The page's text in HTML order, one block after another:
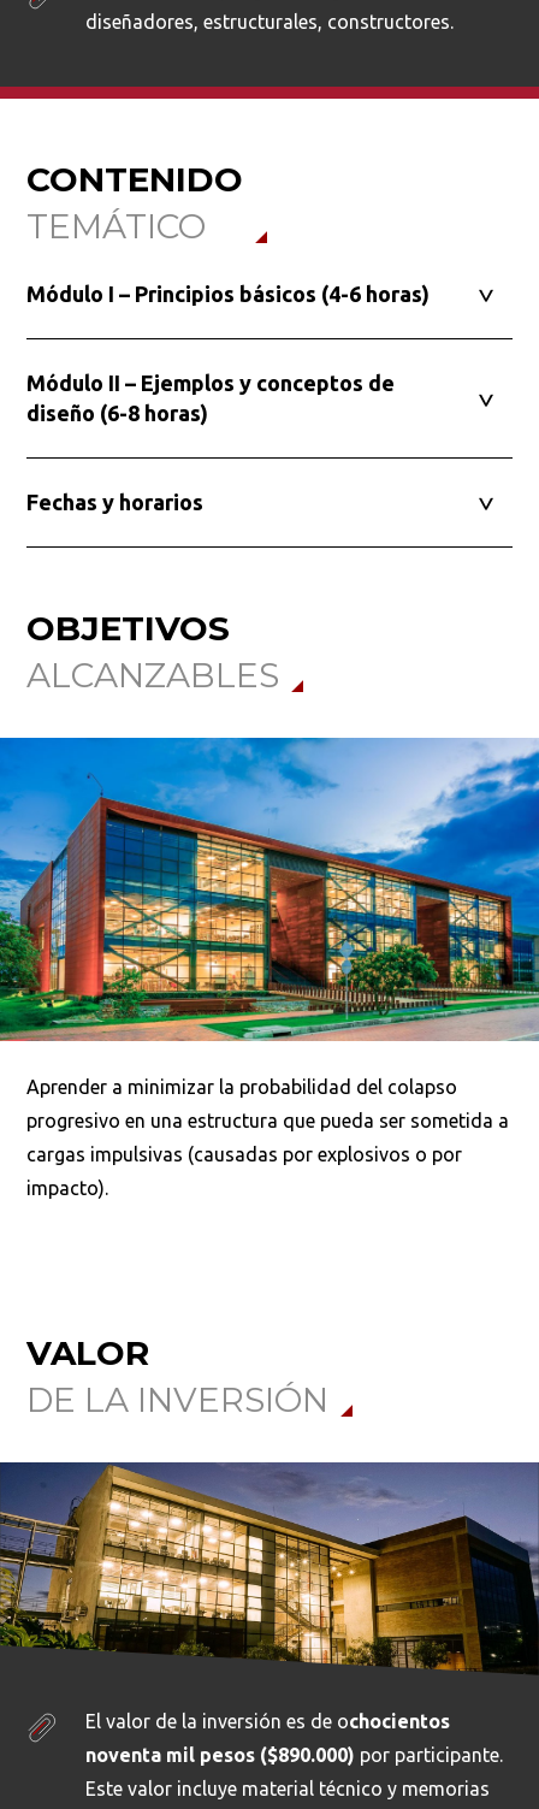
diseñadores, estructurales, constructores.
CONTENIDO
TEMÁTICO
Módulo I – Principios básicos (4-6 horas)
Módulo II – Ejemplos y conceptos de
diseño (6-8 horas)
Fechas y horarios
OBJETIVOS
ALCANZABLES
Aprender a minimizar la probabilidad del colapso
progresivo en una estructura que pueda ser sometida a
cargas impulsivas (causadas por explosivos o por
impacto).
VALOR
DE LA INVERSIÓN
El valor de la inversión es de ochocientos
noventa mil pesos ($890.000) por participante.
Este valor incluye material técnico y memorias
Ordenar por: *